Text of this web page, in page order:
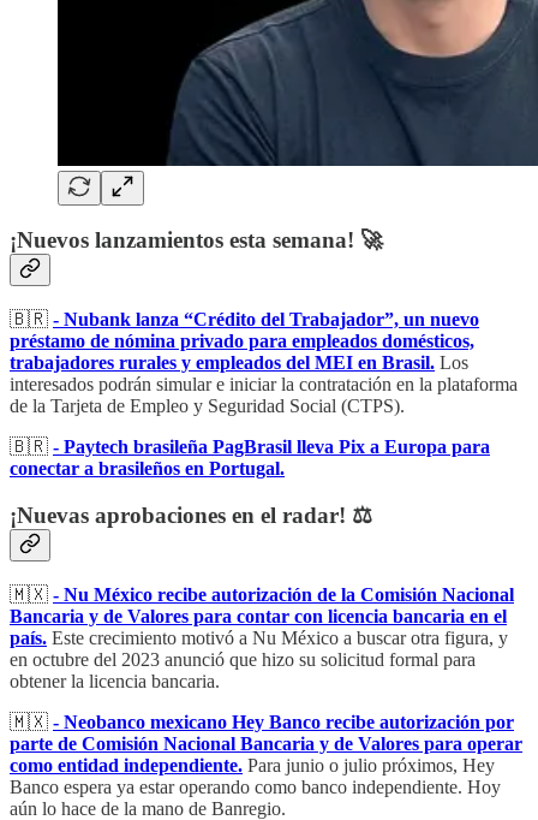
¡Nuevos lanzamientos esta semana! 🚀
🇧🇷 - Nubank lanza “Crédito del Trabajador”, un nuevo
préstamo de nómina privado para empleados domésticos,
trabajadores rurales y empleados del MEI en Brasil. Los
interesados ​​podrán simular e iniciar la contratación en la plataforma
de la Tarjeta de Empleo y Seguridad Social (CTPS).
🇧🇷 - Paytech brasileña PagBrasil lleva Pix a Europa para
conectar a brasileños en Portugal.
¡Nuevas aprobaciones en el radar! ⚖️
🇲🇽 - Nu México recibe autorización de la Comisión Nacional
Bancaria y de Valores para contar con licencia bancaria en el
país. Este crecimiento motivó a Nu México a buscar otra figura, y
en octubre del 2023 anunció que hizo su solicitud formal para
obtener la licencia bancaria.
🇲🇽 - Neobanco mexicano Hey Banco recibe autorización por
parte de Comisión Nacional Bancaria y de Valores para operar
como entidad independiente. Para junio o julio próximos, Hey
Banco espera ya estar operando como banco independiente. Hoy
aún lo hace de la mano de Banregio.